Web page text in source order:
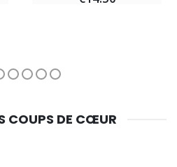
COUPS DE CŒUR